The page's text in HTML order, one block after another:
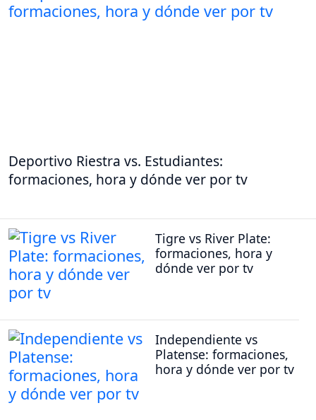
Deportivo Riestra vs. Estudiantes:
formaciones, hora y dónde ver por tv
Tigre vs River Plate:
formaciones, hora y
dónde ver por tv
Independiente vs
Platense: formaciones,
hora y dónde ver por tv